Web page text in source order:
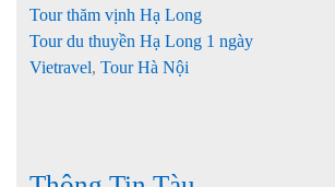
Tour thăm vịnh Hạ Long
Tour du thuyền Hạ Long 1 ngày
Vietravel, Tour Hà Nội